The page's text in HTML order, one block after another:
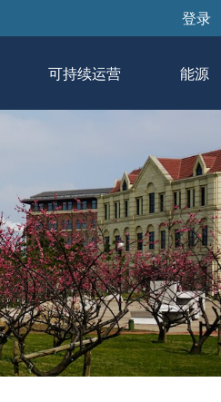
登录
可持续运营
垃圾分类指南
垃圾分类公示
垃圾分类政策制度
设备运行
能源
能耗公
碳足迹